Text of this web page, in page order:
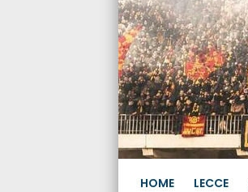
HOME LECCE